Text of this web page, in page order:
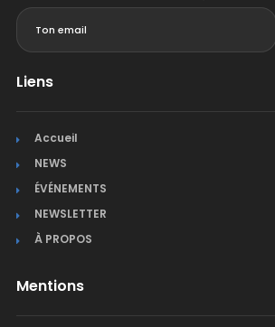
Liens
Accueil
NEWS
ÉVÉNEMENTS
NEWSLETTER
À PROPOS
Mentions